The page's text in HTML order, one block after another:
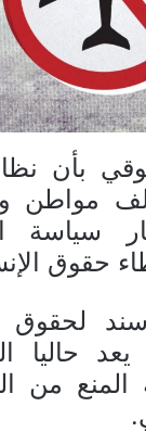
بأن
قرابة 70 ألف
سياسة
حقوق
لحقوق
حاليا
المنع من